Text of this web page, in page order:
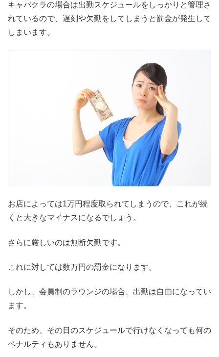
キャバクラの場合は出勤スケジュールをしっかりと管理さ
れているので、遅刻や欠勤をしてしまうと罰金が発生して
しまいます。
お店によっては1万円程度取られてしまうので、これが続
くと大きなマイナスになるでしょう。
さらに厳しいのは無断欠勤です。
これに対しては数万円の罰金になります。
しかし、会員制のラウンジの場合、出勤は自由になってい
ます。
そのため、その日のスケジュールで行けなくなっても何の
ペナルティもありません。